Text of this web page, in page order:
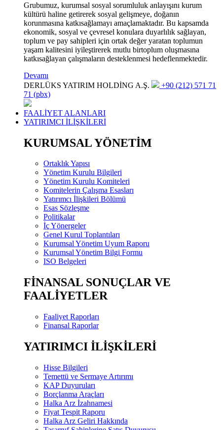
Grubumuz, kurumsal sosyal sorumluluk anlayışını kurum
kültürü haline getirerek sosyal gelişmeye, doğanın
korunmasına katkısağlamayı amaçlamaktadır. Bu kapsamda
ekonomik, sosyal ve çevresel konulara duyarlılık sağlayan,
toplum ve pay sahipleri için ortak değer yaratan toplumun
yaşam kalitesini iyileştirerek mutlu birtoplum oluşmasına
katkısağlayan çalışmaların desteklenmesi hedeflenmektedir.
Devamı
DERLÜKS YATIRIM HOLDİNG A.Ş.
+90 (212) 571 71
71 (pbx)
FAALİYET ALANLARI
YATIRIMCI İLİŞKİLERİ
KURUMSAL YÖNETİM
Ortaklık Yapısı
Yönetim Kurulu Bilgileri
Yönetim Kurulu Komiteleri
Komitelerin Çalışma Esasları
Yatırımcı İlişkileri Bölümü
Esas Sözleşme
Politikalar
İç Yönergeler
Genel Kurul Toplantıları
Kurumsal Yönetim Uyum Raporu
Kurumsal Yönetim Bilgi Formu
ISO Belgeleri
FİNANSAL SONUÇLAR VE
FAALİYETLER
Faaliyet Raporları
Finansal Raporlar
YATIRIMCI İLİŞKİLERİ
Hisse Bilgileri
Temettü ve Sermaye Artırımı
KAP Duyuruları
Borçlanma Araçları
Halka Arz İzahnamesi
Fiyat Tespit Raporu
Halka Arz Geliri Hakkında